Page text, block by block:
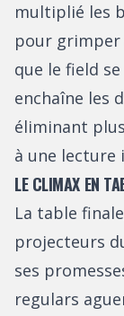
multiplié les
pour grimper
que le field
enchaîne les
éliminant
à une lecture
LE CLIMAX EN
La table
projecteurs
ses
regulars